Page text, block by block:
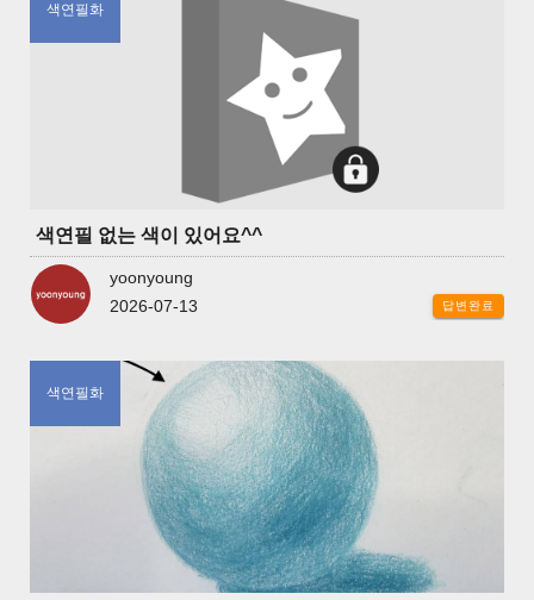
색연필화
색연필 없는 색이 있어요^^
yoonyoung
2026-07-13
답변완료
색연필화